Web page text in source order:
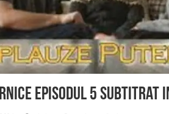
Episodul 5 Subtitrat